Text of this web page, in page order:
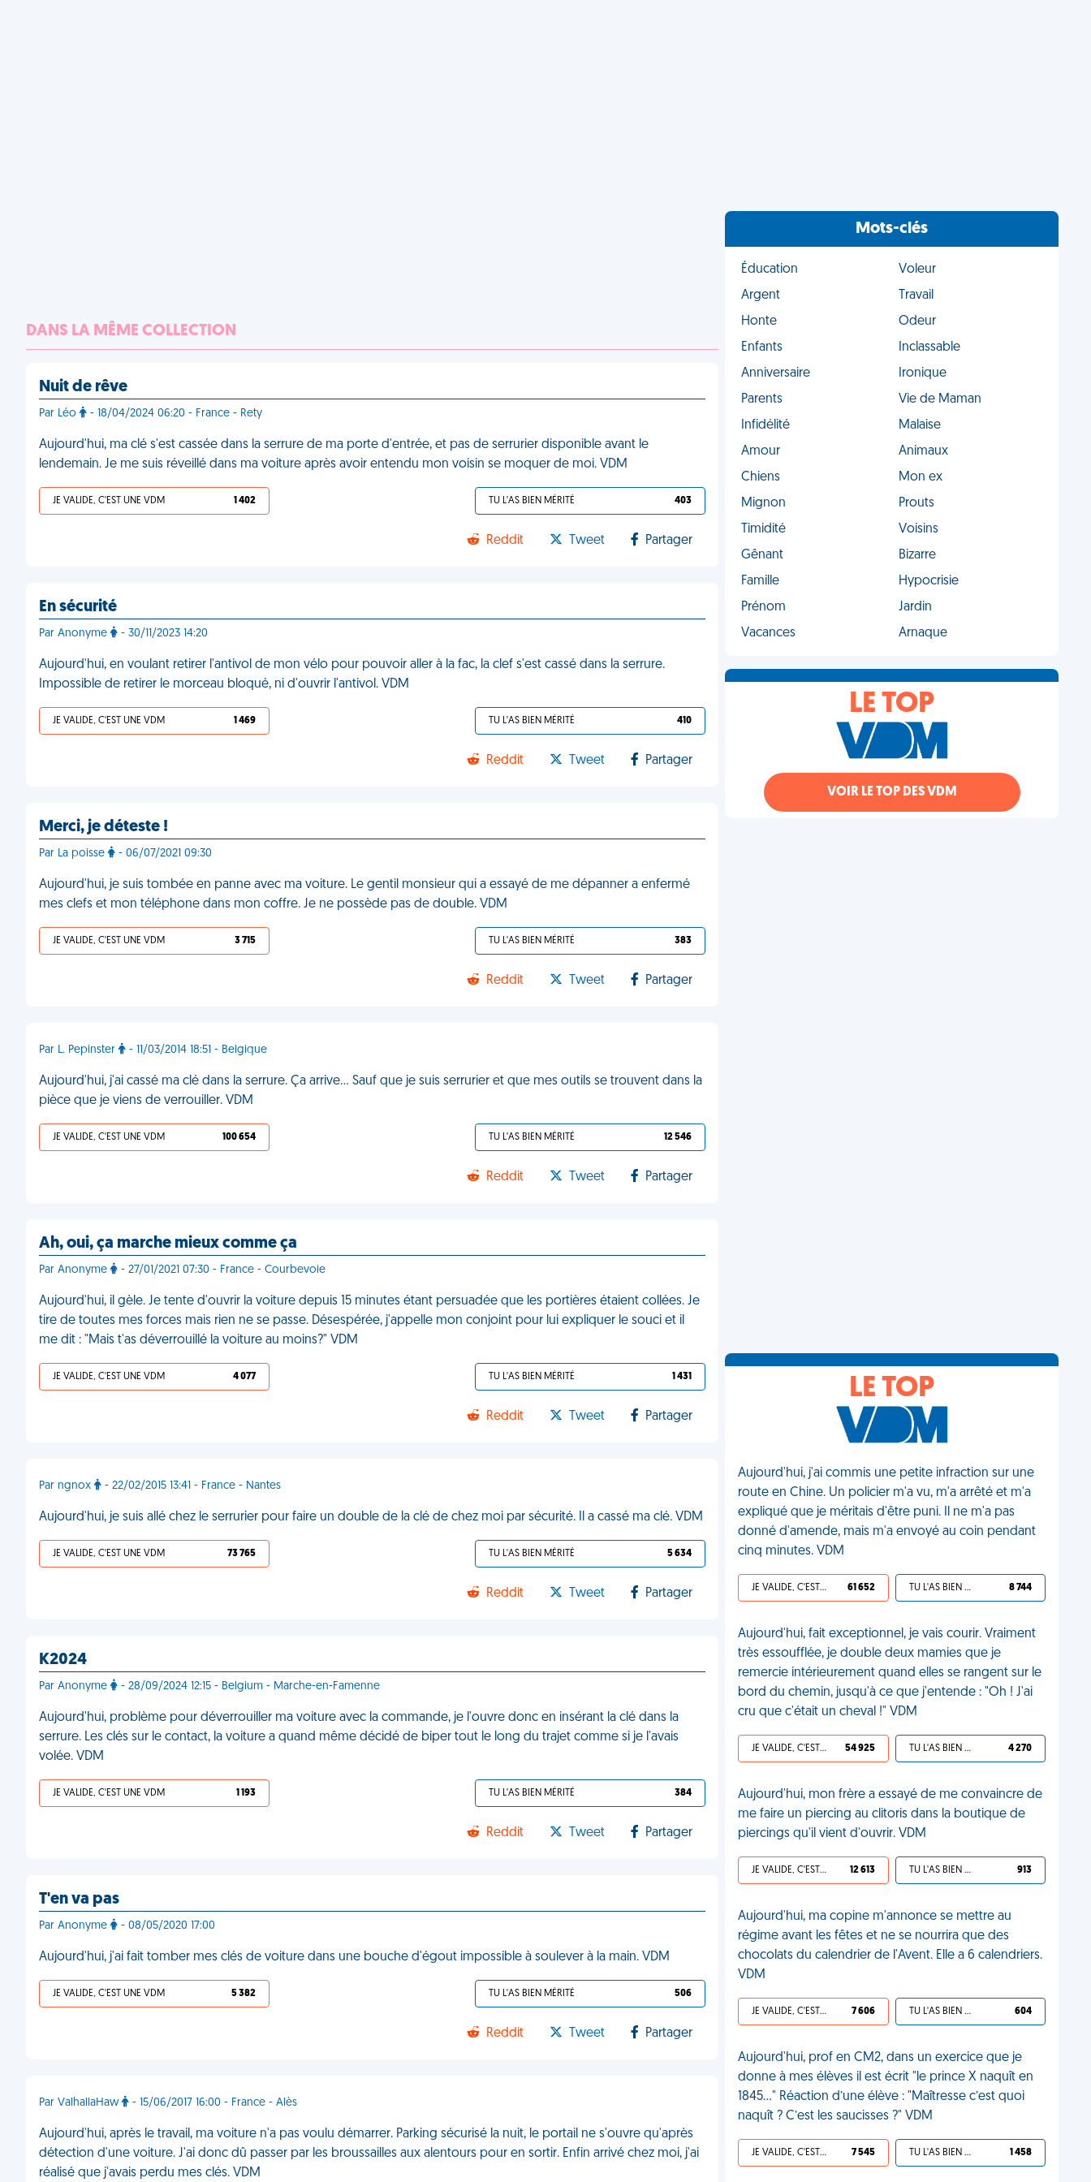
DANS LA MÊME COLLECTION
Nuit de rêve
Par Léo - 18/04/2024 06:20 - France - Rety
Aujourd'hui, ma clé s'est cassée dans la serrure de ma porte d'entrée, et pas de serrurier disponible avant le
lendemain. Je me suis réveillé dans ma voiture après avoir entendu mon voisin se moquer de moi. VDM
JE VALIDE, C'EST UNE VDM 1 402 TU L'AS BIEN MÉRITÉ 403
Reddit Tweet Partager
En sécurité
Par Anonyme - 30/11/2023 14:20
Aujourd'hui, en voulant retirer l'antivol de mon vélo pour pouvoir aller à la fac, la clef s'est cassé dans la serrure.
Impossible de retirer le morceau bloqué, ni d'ouvrir l'antivol. VDM
JE VALIDE, C'EST UNE VDM 1 469 TU L'AS BIEN MÉRITÉ 410
Reddit Tweet Partager
Merci, je déteste !
Par La poisse - 06/07/2021 09:30
Aujourd'hui, je suis tombée en panne avec ma voiture. Le gentil monsieur qui a essayé de me dépanner a enfermé
mes clefs et mon téléphone dans mon coffre. Je ne possède pas de double. VDM
JE VALIDE, C'EST UNE VDM 3 715 TU L'AS BIEN MÉRITÉ 383
Reddit Tweet Partager
Par L. Pepinster - 11/03/2014 18:51 - Belgique
Aujourd'hui, j'ai cassé ma clé dans la serrure. Ça arrive... Sauf que je suis serrurier et que mes outils se trouvent dans la
pièce que je viens de verrouiller. VDM
JE VALIDE, C'EST UNE VDM 100 654 TU L'AS BIEN MÉRITÉ 12 546
Reddit Tweet Partager
Ah, oui, ça marche mieux comme ça
Par Anonyme - 27/01/2021 07:30 - France - Courbevoie
Aujourd'hui, il gèle. Je tente d'ouvrir la voiture depuis 15 minutes étant persuadée que les portières étaient collées. Je
tire de toutes mes forces mais rien ne se passe. Désespérée, j'appelle mon conjoint pour lui expliquer le souci et il
me dit : "Mais t'as déverrouillé la voiture au moins?" VDM
JE VALIDE, C'EST UNE VDM 4 077 TU L'AS BIEN MÉRITÉ 1 431
Reddit Tweet Partager
Par ngnox - 22/02/2015 13:41 - France - Nantes
Aujourd'hui, je suis allé chez le serrurier pour faire un double de la clé de chez moi par sécurité. Il a cassé ma clé. VDM
JE VALIDE, C'EST UNE VDM 73 765 TU L'AS BIEN MÉRITÉ 5 634
Reddit Tweet Partager
K2024
Par Anonyme - 28/09/2024 12:15 - Belgium - Marche-en-Famenne
Aujourd'hui, problème pour déverrouiller ma voiture avec la commande, je l'ouvre donc en insérant la clé dans la
serrure. Les clés sur le contact, la voiture a quand même décidé de biper tout le long du trajet comme si je l'avais
volée. VDM
JE VALIDE, C'EST UNE VDM 1 193 TU L'AS BIEN MÉRITÉ 384
Reddit Tweet Partager
T'en va pas
Par Anonyme - 08/05/2020 17:00
Aujourd'hui, j'ai fait tomber mes clés de voiture dans une bouche d'égout impossible à soulever à la main. VDM
JE VALIDE, C'EST UNE VDM 5 382 TU L'AS BIEN MÉRITÉ 506
Reddit Tweet Partager
Par ValhallaHaw - 15/06/2017 16:00 - France - Alès
Aujourd'hui, après le travail, ma voiture n'a pas voulu démarrer. Parking sécurisé la nuit, le portail ne s'ouvre qu'après
détection d'une voiture. J'ai donc dû passer par les broussailles aux alentours pour en sortir. Enfin arrivé chez moi, j'ai
réalisé que j'avais perdu mes clés. VDM
Mots-clés
Éducation
Voleur
Argent
Travail
Honte
Odeur
Enfants
Inclassable
Anniversaire
Ironique
Parents
Vie de Maman
Infidélité
Malaise
Amour
Animaux
Chiens
Mon ex
Mignon
Prouts
Timidité
Voisins
Gênant
Bizarre
Famille
Hypocrisie
Prénom
Jardin
Vacances
Arnaque
LE TOP
VOIR LE TOP DES VDM
LE TOP
Aujourd'hui, j'ai commis une petite infraction sur une
route en Chine. Un policier m'a vu, m'a arrêté et m'a
expliqué que je méritais d'être puni. Il ne m'a pas
donné d'amende, mais m'a envoyé au coin pendant
cinq minutes. VDM
JE VALIDE, C'EST UNE VDM 61 652 TU L'AS BIEN MÉRITÉ 8 744
Aujourd'hui, fait exceptionnel, je vais courir. Vraiment
très essoufflée, je double deux mamies que je
remercie intérieurement quand elles se rangent sur le
bord du chemin, jusqu'à ce que j'entende : "Oh ! J'ai
cru que c'était un cheval !" VDM
JE VALIDE, C'EST UNE VDM 54 925 TU L'AS BIEN MÉRITÉ 4 270
Aujourd'hui, mon frère a essayé de me convaincre de
me faire un piercing au clitoris dans la boutique de
piercings qu'il vient d'ouvrir. VDM
JE VALIDE, C'EST UNE VDM 12 613 TU L'AS BIEN MÉRITÉ 913
Aujourd'hui, ma copine m'annonce se mettre au
régime avant les fêtes et ne se nourrira que des
chocolats du calendrier de l'Avent. Elle a 6 calendriers.
VDM
JE VALIDE, C'EST UNE VDM 7 606 TU L'AS BIEN MÉRITÉ 604
Aujourd'hui, prof en CM2, dans un exercice que je
donne à mes élèves il est écrit "le prince X naquît en
1845..." Réaction d’une élève : "Maîtresse c’est quoi
naquît ? C’est les saucisses ?" VDM
JE VALIDE, C'EST UNE VDM 7 545 TU L'AS BIEN MÉRITÉ 1 458